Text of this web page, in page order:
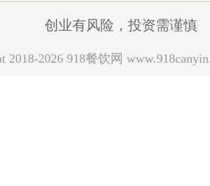
创业有风险，投资需谨慎
2018-2026 918餐饮网